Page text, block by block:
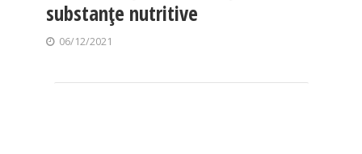
substanțe nutritive
06/12/2021